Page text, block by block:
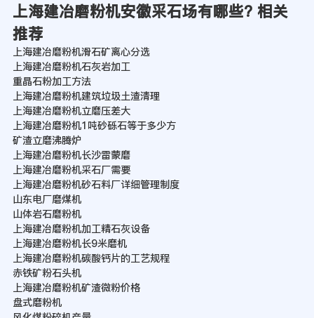
上海建冶磨粉机安徽采石场有哪些? 相关
推荐
上海建冶磨粉机滑石矿离心分选
上海建冶磨粉机石灰岩加工
重晶石粉加工方法
上海建冶磨粉机建筑垃圾土渣清理
上海建冶磨粉机立磨压差大
上海建冶磨粉机1吨砂砾石等于多少方
矿渣立磨沸腾炉
上海建冶磨粉机长沙雷蒙磨
上海建冶磨粉机采石厂需要
上海建冶磨粉机砂石料厂详细管理制度
山东电厂磨煤机
山体岩石磨粉机
上海建冶磨粉机加工精石灰设备
上海建冶磨粉机长9米磨机
上海建冶磨粉机碳酸钙片的工艺规程
赤铁矿粉石头机
上海建冶磨粉机矿渣微粉价格
盘式磨粉机